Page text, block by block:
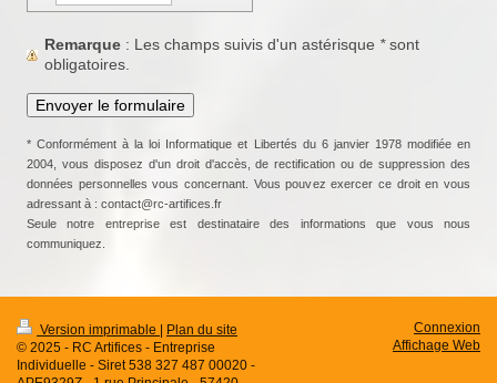
Remarque : Les champs suivis d'un astérisque *sont
obligatoires.
* Conformément à la loi Informatique et Libertés du 6 janvier 1978 modifiée en
2004, vous disposez d'un droit d'accès, de rectification ou de suppression des
données personnelles vous concernant. Vous pouvez exercer ce droit en vous
adressant à : contact@rc-artifices.fr
Seule notre entreprise est destinataire des informations que vous nous
communiquez.
Version imprimable
Plan du site
© 2025 - RC Artifices - Entreprise
Individuelle - Siret 538 327 487 00020 -
Connexion
Affichage Web